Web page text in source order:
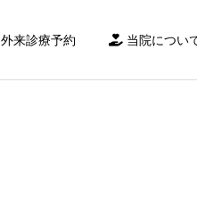
外来診療予約 当院につい